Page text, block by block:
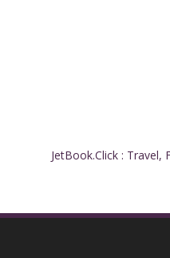
JetBook.Click :